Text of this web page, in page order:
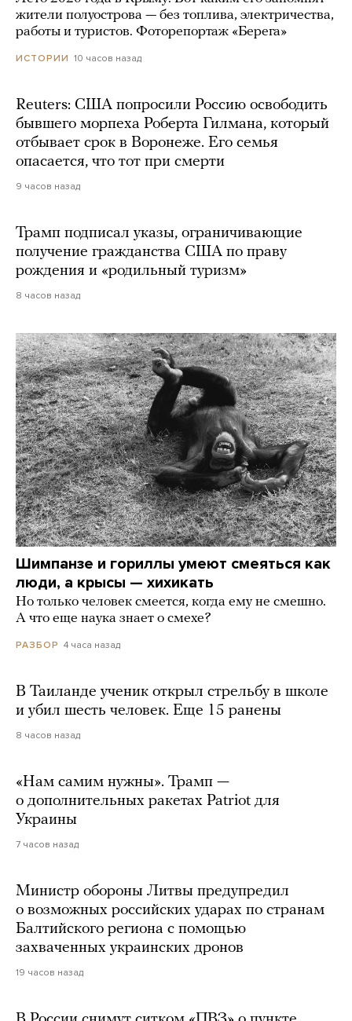
жители полуострова — без топлива, электричества,
работы и туристов. Фоторепортаж «Берега»
ИСТОРИИ 10 часов назад
Reuters: США попросили Россию освободить
бывшего морпеха Роберта Гилмана, который
отбывает срок в Воронеже. Его семья
опасается, что тот при смерти
9 часов назад
Трамп подписал указы, ограничивающие
получение гражданства США по праву
рождения и «родильный туризм»
8 часов назад
Шимпанзе и гориллы умеют смеяться как
люди, а крысы — хихикать
Но только человек смеется, когда ему не смешно.
А что еще наука знает о смехе?
РАЗБОР 4 часа назад
В Таиланде ученик открыл стрельбу в школе
и убил шесть человек. Еще 15 ранены
8 часов назад
«Нам самим нужны». Трамп —
о дополнительных ракетах Patriot для
Украины
7 часов назад
Министр обороны Литвы предупредил
о возможных российских ударах по странам
Балтийского региона с помощью
захваченных украинских дронов
19 часов назад